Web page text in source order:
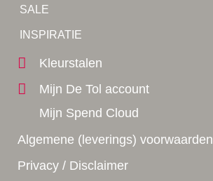
SALE
INSPIRATIE
Kleurstalen
Mijn De Tol account
Mijn Spend Cloud
Algemene (leverings) voorwaarden
Privacy / Disclaimer